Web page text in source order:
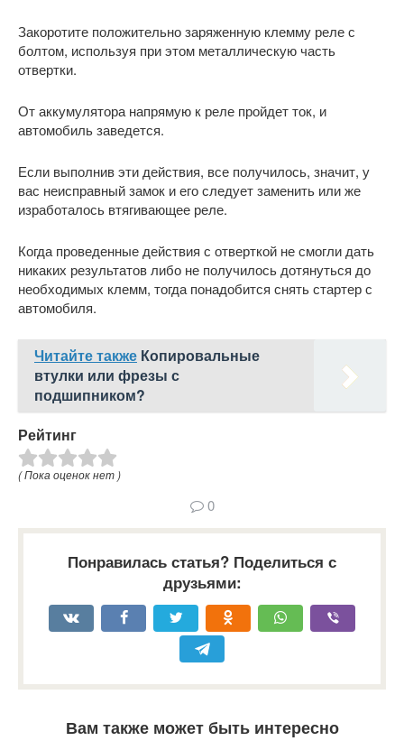
Закоротите положительно заряженную клемму реле с
болтом, используя при этом металлическую часть
отвертки.
От аккумулятора напрямую к реле пройдет ток, и
автомобиль заведется.
Если выполнив эти действия, все получилось, значит, у
вас неисправный замок и его следует заменить или же
изработалось втягивающее реле.
Когда проведенные действия с отверткой не смогли дать
никаких результатов либо не получилось дотянуться до
необходимых клемм, тогда понадобится снять стартер с
автомобиля.
Читайте также Копировальные
втулки или фрезы с
подшипником?
Рейтинг
( Пока оценок нет )
0
Понравилась статья? Поделиться с
друзьями:
Вам также может быть интересно